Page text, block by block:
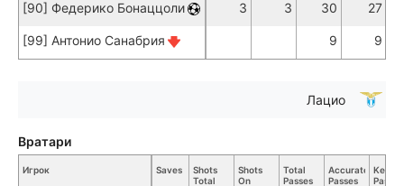
[90] Федерико Бонаццоли 3 3 30 27
[99] Антонио Санабрия 9 9
Лацио
Игрок Saves
Shots
Total
Shots
On
Total
Passes
Accurate
Passes
Key
Passes
Вратари